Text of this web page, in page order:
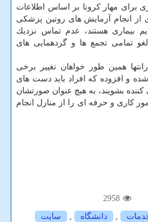
برای مهار كرونا بر اساس اطلاعات
انجام آزمایش های روتین پزشكی
بیماری هستند، عدم تماس نزدیك
تمامی تجمع ها و گردهمایی های
همین طور خواهان تغییر برخی
و افزوده كه افراد باید دست های
بشویند، به هیچ عنوان صورتشان
كاری و حرفه ای را از منازل انجام
2958
, دانشگاه , سایت